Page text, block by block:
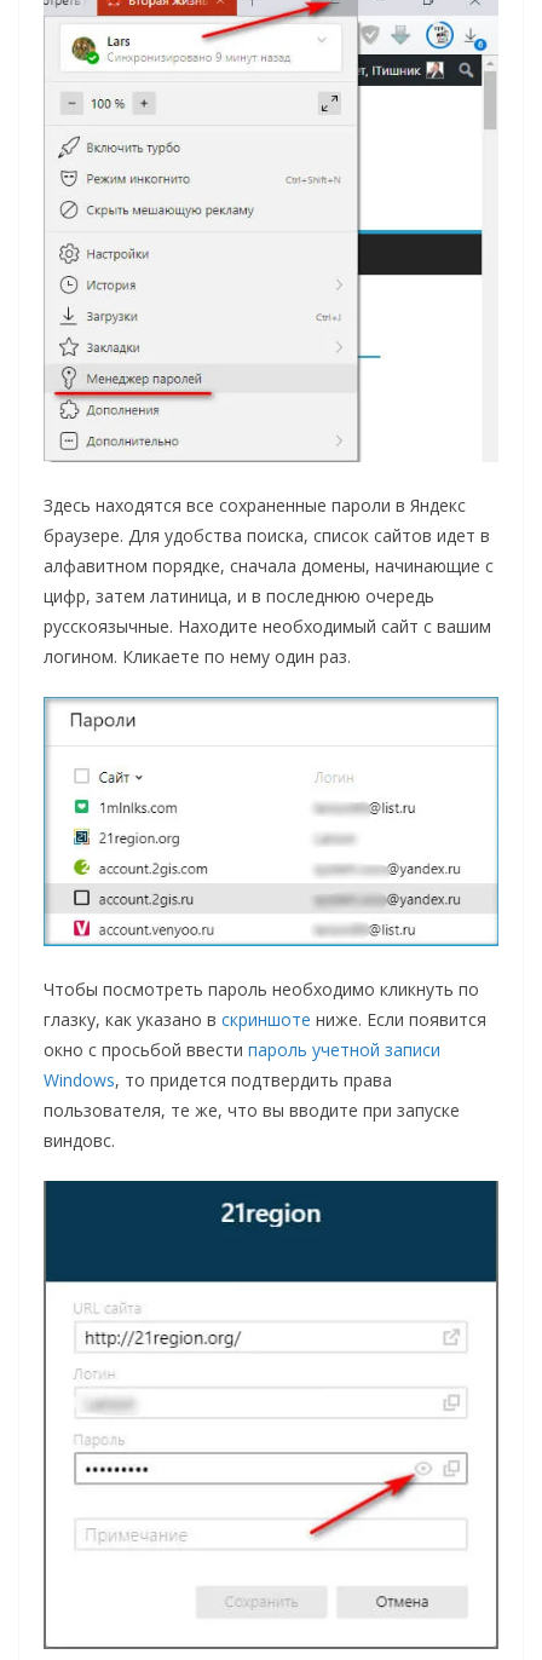
Здесь находятся все сохраненные пароли в Яндекс
браузере. Для удобства поиска, список сайтов идет в
алфавитном порядке, сначала домены, начинающие с
цифр, затем латиница, и в последнюю очередь
русскоязычные. Находите необходимый сайт с вашим
логином. Кликаете по нему один раз.
Чтобы посмотреть пароль необходимо кликнуть по
глазку, как указано в скриншоте ниже. Если появится
окно с просьбой ввести пароль учетной записи
Windows, то придется подтвердить права
пользователя, те же, что вы вводите при запуске
виндовс.